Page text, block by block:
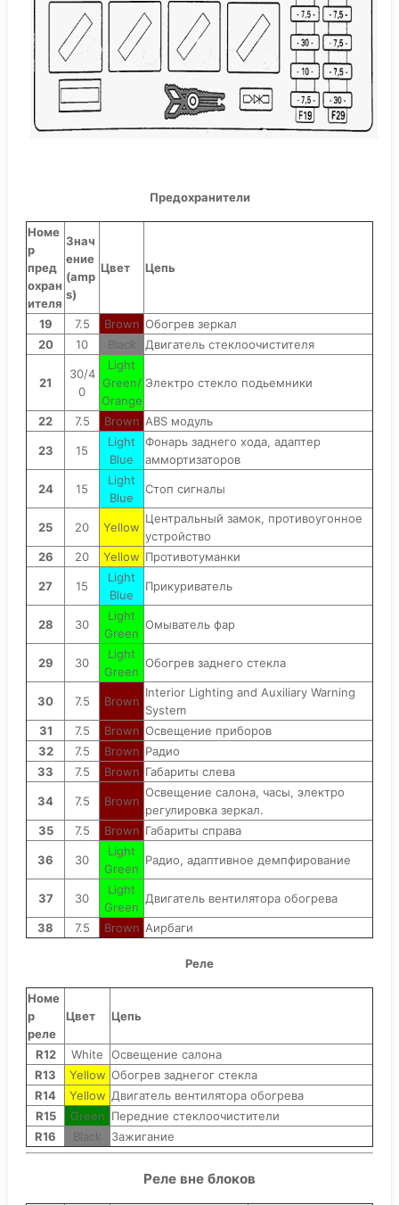
Предохранители
Номе
р
пред
охран
ителя
Знач
ение
(amp
s)
Цвет Цепь
19 7.5 Brown Обогрев зеркал
20
10 Black Двигатель стеклоочистителя
21
30/4
0
Light
Green/
Orange
Электро стекло подьемники
22 7.5 Brown ABS модуль
23 15
Light
Blue
Фонарь заднего хода, адаптер
аммортизаторов
24 15
Light
Blue
Стоп сигналы
25 20 Yellow
Центральный замок, противоугонное
устройство
26
20 Yellow Противотуманки
27 15
Light
Blue
Прикуриватель
28 30
Light
Green
Омыватель фар
29 30
Light
Green
Обогрев заднего стекла
30 7.5 Brown
Interior Lighting and Auxiliary Warning
System
31
7.5 Brown Освещение приборов
32
7.5 Brown Радио
33
7.5 Brown Габариты слева
34 7.5 Brown
Освещение салона, часы, электро
регулировка зеркал.
35
7.5 Brown Габариты справа
36 30
Light
Green
Радио, адаптивное демпфирование
37 30
Light
Green
Двигатель вентилятора обогрева
38 7.5 Brown Аирбаги
Реле
Номе
р
реле
Цвет Цепь
R12 White
Освещение салона
R13
Yellow Обогрев заднегог стекла
R14
Yellow Двигатель вентилятора обогрева
R15
Green Передние стеклоочистители
R16
Black Зажигание
Реле вне блоков